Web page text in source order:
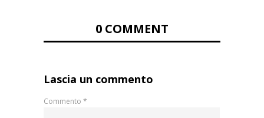
0 COMMENT
Lascia un commento
Commento *